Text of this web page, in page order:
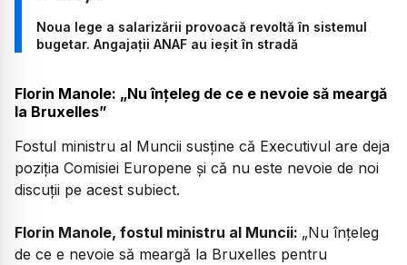
Noua lege a salarizării provoacă revoltă în sistemul
bugetar. Angajații ANAF au ieșit în stradă
Florin Manole: „Nu înțeleg de ce e nevoie să meargă
la Bruxelles”
Fostul ministru al Muncii susține că Executivul are deja
poziția Comisiei Europene și că nu este nevoie de noi
discuții pe acest subiect.
Florin Manole, fostul ministru al Muncii: „Nu înţeleg
de ce e nevoie să meargă la Bruxelles pentru